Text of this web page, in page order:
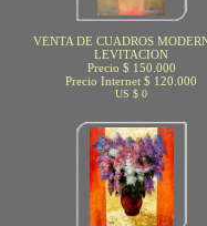
VENTA DE CUADROS
LEVITACION
Precio $ 150.000
Precio Internet $ 120.000
US $ 0